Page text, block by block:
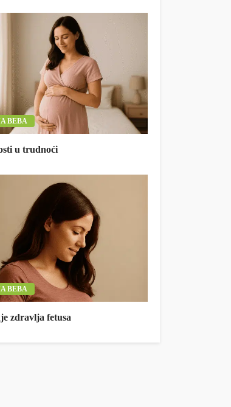
BEBA
u trudnoći
BEBA
zdravlja fetusa